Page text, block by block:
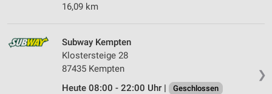
16,09 km
❯
Subway Kempten
Klostersteige 28
87435 Kempten
Heute 08:00 - 22:00 Uhr |
Geschlossen